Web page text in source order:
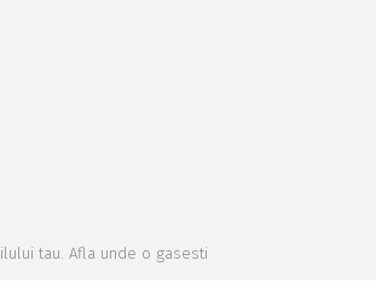
tau. Afla unde o gasesti